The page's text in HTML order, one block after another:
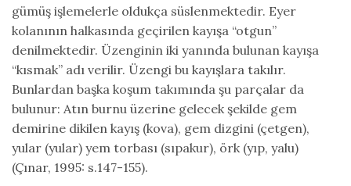
gümüş işlemelerle oldukça süslenmektedir. Eyer
kolanının halkasında geçirilen kayışa “otgun”
denilmektedir. Üzenginin iki yanında bulunan kayışa
“kısmak” adı verilir. Üzengi bu kayışlara takılır.
Bunlardan başka koşum takımında şu parçalar da
bulunur: Atın burnu üzerine gelecek şekilde gem
demirine dikilen kayış (kova), gem dizgini (çetgen),
yular (yular) yem torbası (sıpakur), örk (yıp, yalu)
(Çınar, 1995: s.147-155).